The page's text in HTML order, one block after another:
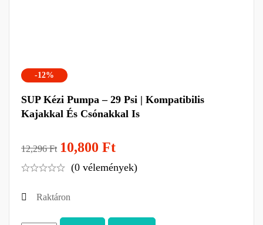
-12%
SUP Kézi Pumpa – 29 Psi | Kompatibilis
Kajakkal És Csónakkal Is
12,296Ft 10,800 Ft
(0 vélemények)
Raktáron